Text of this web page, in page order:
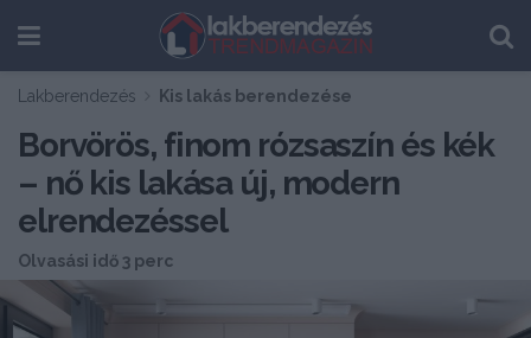
Lakberendezés Kis lakás berendezése
Borvörös, finom rózsaszín és kék
– nő kis lakása új, modern
elrendezéssel
Olvasási idő 3 perc